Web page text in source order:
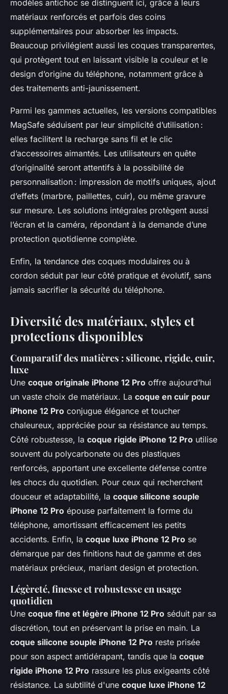
modèles antichoc se distinguent ici, grâce à leurs
matériaux renforcés et parfois des coins
supplémentaires pour absorber les impacts.
Beaucoup privilégient aussi les coques transparentes,
qui protègent tout en laissant visible la couleur et le
design d’origine du téléphone, notamment grâce à
des traitements anti-jaunissement.
Parmi les gammes actuelles, les versions compatibles
MagSafe séduisent par leur simplicité d’utilisation :
elles facilitent la recharge sans fil et le clic
d’accessoires aimantés. Les utilisateurs en quête
d’originalité seront attentifs à la possibilité de
personnalisation : impression de motifs uniques, ajout
d’effets (marbre, paillettes, cuir), ou même gravure
sur mesure. Les solutions intégrales protègent aussi
l’écran et la caméra, répondant à la demande d’une
protection quotidienne complète.
Enfin, la tendance des coques modulaires ou à
cordon séduit par leur côté pratique et évolutif, sans
jamais sacrifier la sécurité du téléphone.
Diversité des matériaux, styles et
protections disponibles
Comparatif des matières : silicone, rigide, cuir,
luxe
Une coque originale iPhone 12 Pro offre aujourd’hui
un vaste choix de matériaux. La coque en cuir pour
iPhone 12 Pro conjugue élégance et toucher
chaleureux, appréciée pour sa résistance au temps.
Côté robustesse, la coque rigide iPhone 12 Pro utilise
souvent du polycarbonate ou des plastiques
renforcés, apportant une excellente défense contre
les chocs du quotidien. Pour ceux qui recherchent
douceur et adaptabilité, la coque silicone souple
iPhone 12 Pro épouse parfaitement la forme du
téléphone, amortissant efficacement les petits
accidents. Enfin, la coque luxe iPhone 12 Pro se
démarque par des finitions haut de gamme et des
matériaux précieux, mariant design et protection.
Légèreté, finesse et robustesse en usage
quotidien
Une coque fine et légère iPhone 12 Pro séduit par sa
discrétion, tout en préservant la prise en main. La
coque silicone souple iPhone 12 Pro reste prisée
pour son aspect antidérapant, tandis que la coque
rigide iPhone 12 Pro rassure les plus exigeants côté
résistance. La subtilité d'une coque luxe iPhone 12